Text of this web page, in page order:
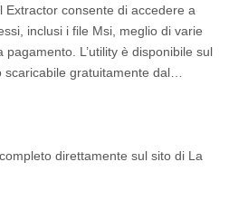
Extractor consente di accedere a
inclusi i file Msi, meglio di varie
L’utility è disponibile sul
gratuitamente dal…
direttamente sul sito di La